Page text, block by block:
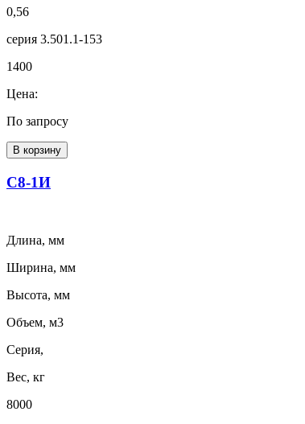
0,56
серия 3.501.1-153
1400
Цена:
По запросу
В корзину
С8-1И
Длина, мм
Ширина, мм
Высота, мм
Объем, м3
Серия,
Вес, кг
8000